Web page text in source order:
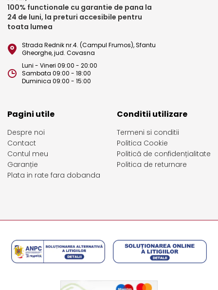
100% functionale cu garantie de pana la
24 de luni, la preturi accesibile pentru
toata lumea
Strada Rednik nr.4. (Campul Frumos), Sfantu
Gheorghe, jud. Covasna
Luni - Vineri 09:00 - 20:00
Sambata 09:00 - 18:00
Duminica 09:00 - 15:00
Pagini utile
Despre noi
Contact
Contul meu
Garanție
Plata in rate fara dobanda
Conditii utilizare
Termeni si conditii
Politica Cookie
Politică de confidențialitate
Politica de returnare